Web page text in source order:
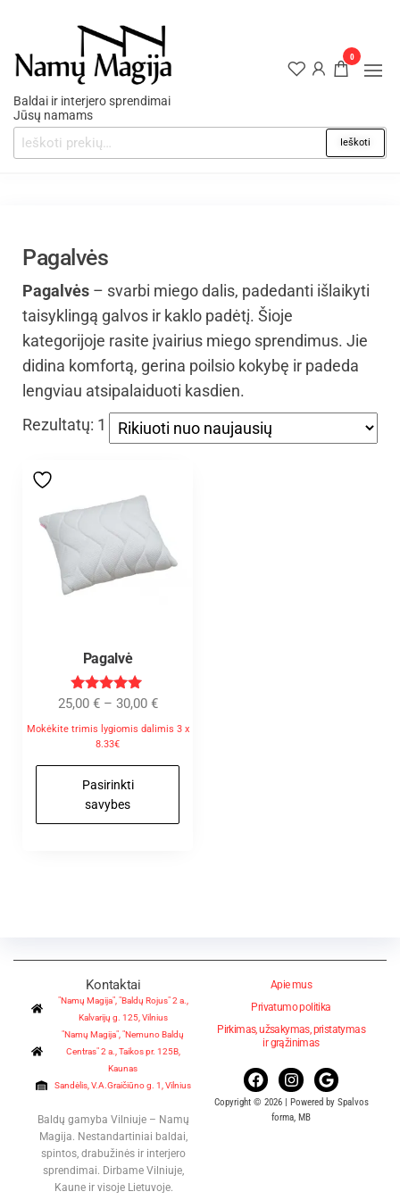
Baldai ir interjero sprendimai
Jūsų namams
Ieškoti
0
Pagalvės
Pagalvės – svarbi miego dalis, padedanti išlaikyti
taisyklingą galvos ir kaklo padėtį. Šioje
kategorijoje rasite įvairius miego sprendimus. Jie
didina komfortą, gerina poilsio kokybę ir padeda
lengviau atsipalaiduoti kasdien.
Rezultatų: 1
Pagalvė
Įvertinimas
5.00
iš 5
25,00 € – 30,00 €
Mokėkite trimis lygiomis dalimis 3 x
8.33€
Pasirinkti
savybes
Kontaktai
"Namų Magija", "Baldų Rojus" 2 a.,
Kalvarijų g. 125, Vilnius
"Namų Magija", "Nemuno Baldų
Centras" 2 a., Taikos pr. 125B,
Kaunas
Sandėlis, V.A.Graičiūno g. 1, Vilnius
Baldų gamyba Vilniuje – Namų
Magija. Nestandartiniai baldai,
spintos, drabužinės ir interjero
sprendimai. Dirbame Vilniuje,
Kaune ir visoje Lietuvoje.
Apie mus
Privatumo politika
Pirkimas, užsakymas, pristatymas
ir grąžinimas
Copyright © 2026 | Powered by Spalvos
forma, MB